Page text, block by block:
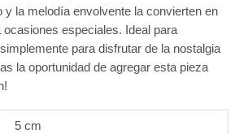
y la melodía envolvente la convierten en
ocasiones especiales. Ideal para
para disfrutar de la nostalgia
la oportunidad de agregar esta pieza
5 cm